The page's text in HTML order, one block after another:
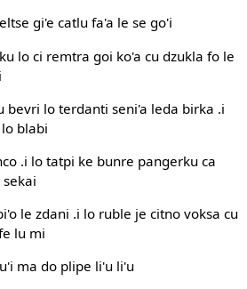
gi'e catlu fa'a le se go'i
lo ci remtra goi ko'a cu dzukla fo le
bevri lo terdanti seni'a leda birka .i
blabi
.i lo tatpi ke bunre pangerku ca
le zdani .i lo ruble je citno voksa cu
lu mi
ma do plipe li'u li'u